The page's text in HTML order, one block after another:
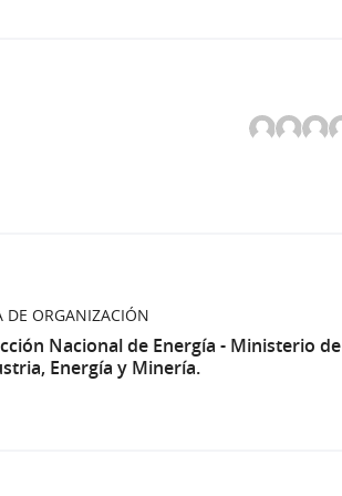
DE ORGANIZACIÓN
Nacional de Energía - Ministerio de
Energía y Minería.